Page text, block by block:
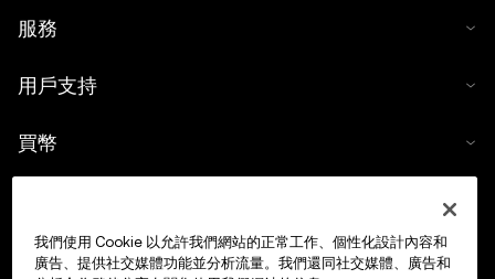
服務
用戶支持
買幣
交易
我們使用 Cookie 以允許我們網站的正常工作、個性化設計內容和
廣告、提供社交媒體功能並分析流量。我們還同社交媒體、廣告和